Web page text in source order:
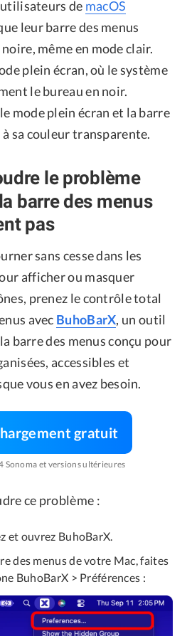
de macOS
leur barre des menus
même en mode clair.
plein écran, où le système
le bureau en noir.
mode plein écran et la barre
sa couleur transparente.
le problème
barre des menus
pas
sans cesse dans les
afficher ou masquer
prenez le contrôle total
avec BuhoBarX, un outil
barre des menus conçu pour
accessibles et
vous en avez besoin.
gratuit
Sonoma et versions ultérieures
ce problème :
et ouvrez BuhoBarX.
des menus de votre Mac, faites
BuhoBarX > Préférences :